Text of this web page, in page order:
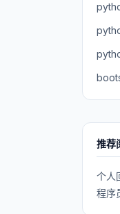
推荐
个人
程序